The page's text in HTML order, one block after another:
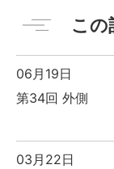
この
06月19日
第34回 外側
03月22日